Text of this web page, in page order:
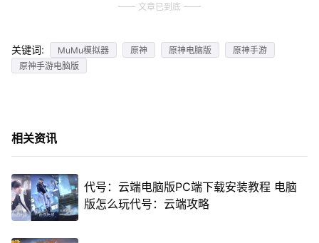
文章已到底
关键词: MuMu模拟器 原神 原神电脑版
原神手游
原神手游电脑版
相关资讯
代号：云端电脑版PC端下载安装教程 电脑
版怎么玩代号：云端攻略